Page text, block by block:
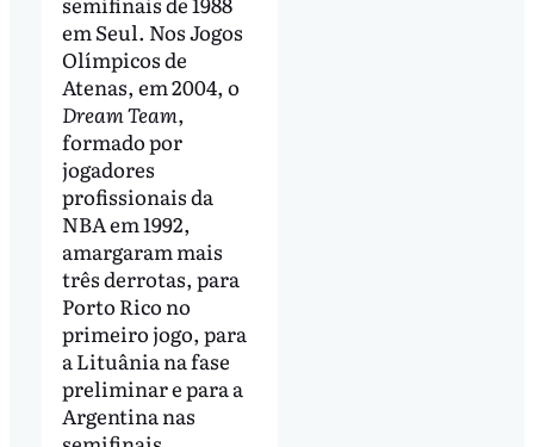
em Seul. Nos Jogos
Olímpicos de
Atenas, em 2004, o
Dream Team,
formado por
jogadores
profissionais da
NBA em 1992,
amargaram mais
três derrotas, para
Porto Rico no
primeiro jogo, para
a Lituânia na fase
preliminar e para a
Argentina nas